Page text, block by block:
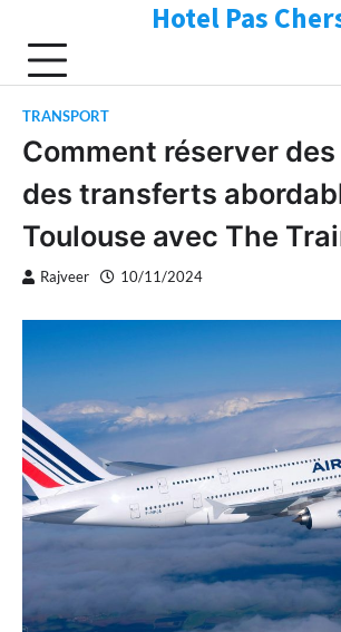
content
Hotel Pas
TRANSPORT
Comment réserver
des transferts
Toulouse avec The
Rajveer 10/11/2024